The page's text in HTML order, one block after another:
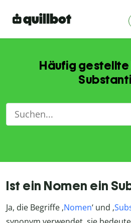
Häufig gestellte
Ist ein Nomen ein
Ja, die Begriffe ‚Nomen‘ und ‚